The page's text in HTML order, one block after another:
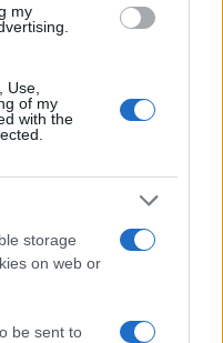
my
Use,
of my
with the
storage
on web or
be sent to